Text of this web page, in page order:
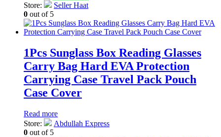
Store:
Seller Haat
0 out of 5
1Pcs Sunglass Box Reading Glasses
Carry Bag Hard EVA Protection
Carrying Case Travel Pack Pouch
Case Cover
Read more
Store:
Abdullah Express
0 out of 5